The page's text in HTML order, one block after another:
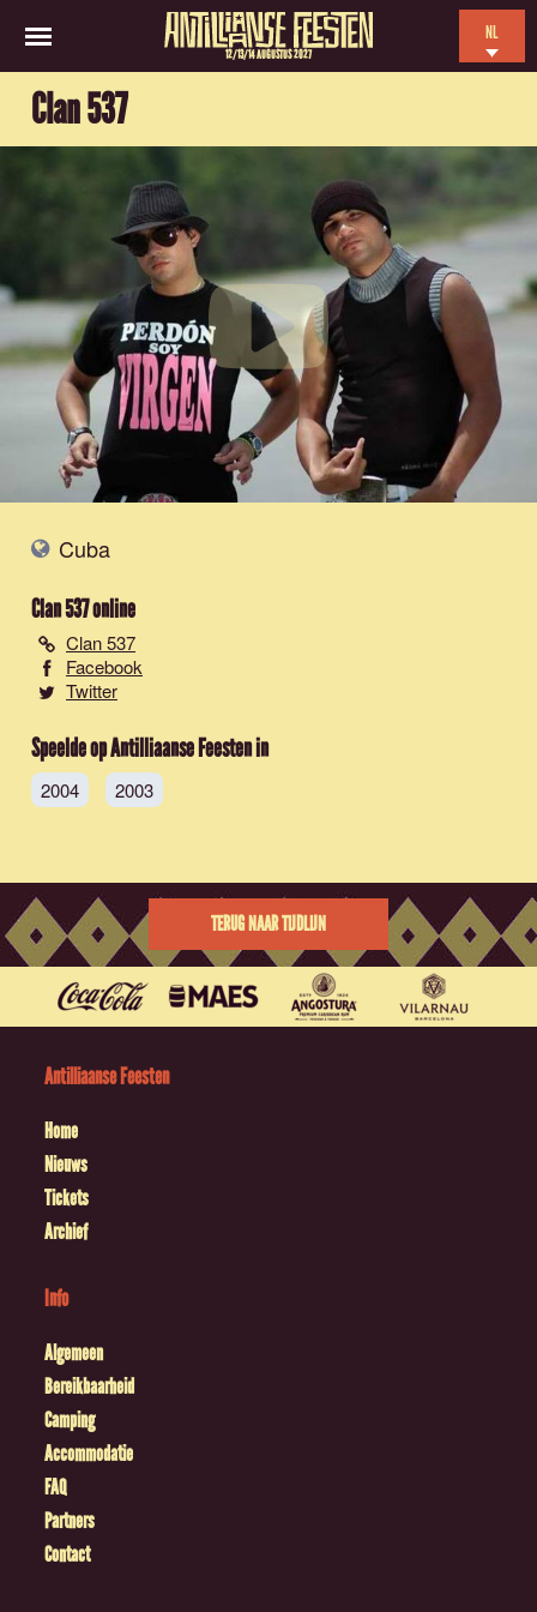
12/13/14 AUGUSTUS 2027
NL
FR
Clan 537
Cuba
Clan 537online
Clan 537
Facebook
Twitter
Speelde op Antilliaanse Feesten in
2004 2003
TERUG NAAR TIJDLIJN
Antilliaanse Feesten
Home
Nieuws
Tickets
Archief
Info
Algemeen
Bereikbaarheid
Camping
Accommodatie
FAQ
Partners
Contact